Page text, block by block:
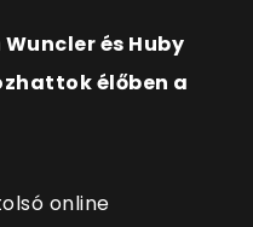
és Huby
élőben a
online